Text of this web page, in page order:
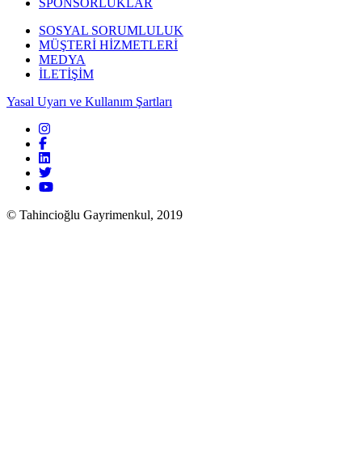
SPONSORLUKLAR
SOSYAL SORUMLULUK
MÜŞTERİ HİZMETLERİ
MEDYA
İLETİŞİM
Yasal Uyarı ve Kullanım Şartları
© Tahincioğlu Gayrimenkul, 2019